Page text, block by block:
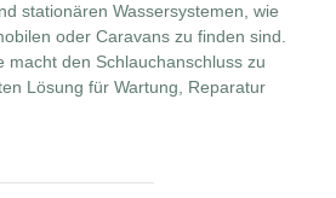
stationären Wassersystemen, wie
oder Caravans zu finden sind.
macht den Schlauchanschluss zu
Lösung für Wartung, Reparatur